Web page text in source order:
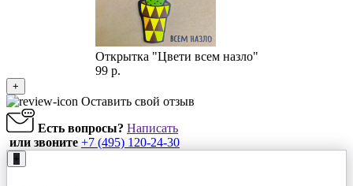
Открытка "Цвети всем назло"
99 р.
+
Оставить свой отзыв
Есть вопросы? Написать
или звоните +7 (495) 120-24-30
+